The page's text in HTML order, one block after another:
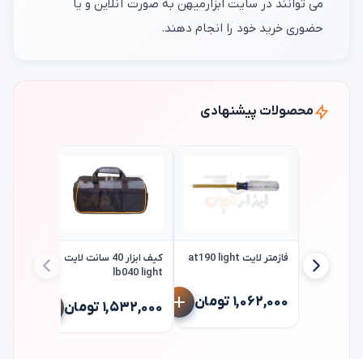
می توانند در سایت ابزارمیهن به صورت آنلاین و یا
حضوری خرید خود را انجام دهند.
محصولات پیشنهادی
فازمتر لایت at190 light
۱,۰۶۲,۰۰۰ تومان
کیف ابزار 40 سانت لایت
lb040 light
۱,۵۳۲,۰۰۰ تومان